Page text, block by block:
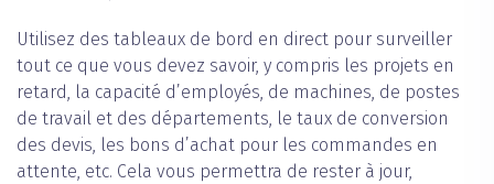
Utilisez des tableaux de bord en direct pour surveiller
tout ce que vous devez savoir, y compris les projets en
retard, la capacité d’employés, de machines, de postes
de travail et des départements, le taux de conversion
des devis, les bons d’achat pour les commandes en
attente, etc. Cela vous permettra de rester à jour,